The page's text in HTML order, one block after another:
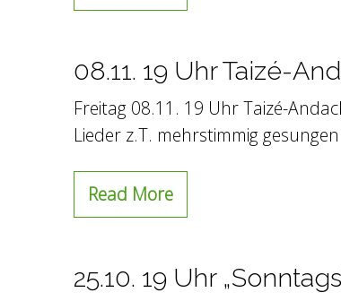
08.11. 19 Uhr Taizé-
Freitag 08.11. 19 Uhr Taizé-
Lieder z.T. mehrstimmig
Read More
25.10. 19 Uhr